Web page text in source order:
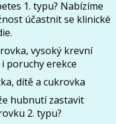
1. typu? Nabízíme
účastnit se klinické
vysoký krevní
poruchy erekce
dítě a cukrovka
hubnutí zastavit
2. typu?